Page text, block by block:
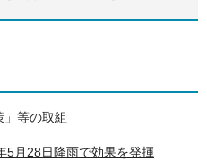
」等の取組
5月28日降雨で効果を発揮